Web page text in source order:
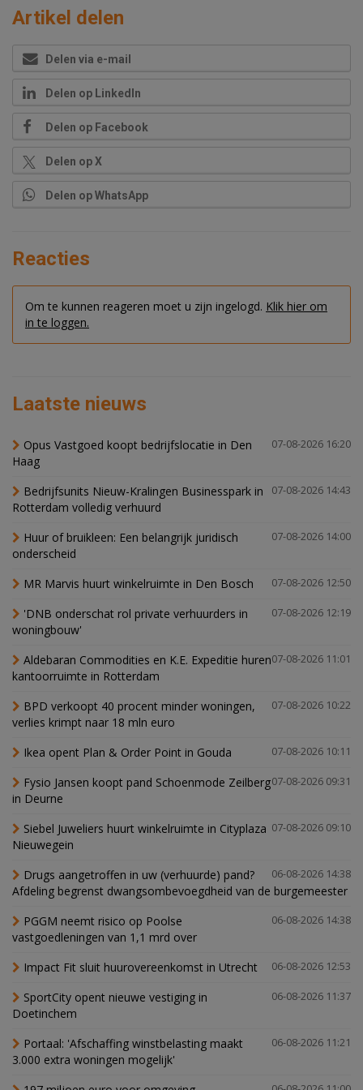
Artikel delen
Delen via e-mail
Delen op LinkedIn
Delen op Facebook
Delen op X
Delen op WhatsApp
Reacties
Om te kunnen reageren moet u zijn ingelogd. Klik hier om
in te loggen.
Laatste nieuws
07-08-2026 16:20
Opus Vastgoed koopt bedrijfslocatie in Den
Haag
07-08-2026 14:43
Bedrijfsunits Nieuw-Kralingen Businesspark in
Rotterdam volledig verhuurd
07-08-2026 14:00
Huur of bruikleen: Een belangrijk juridisch
onderscheid
07-08-2026 12:50
MR Marvis huurt winkelruimte in Den Bosch
07-08-2026 12:19
'DNB onderschat rol private verhuurders in
woningbouw'
07-08-2026 11:01
Aldebaran Commodities en K.E. Expeditie huren
kantoorruimte in Rotterdam
07-08-2026 10:22
BPD verkoopt 40 procent minder woningen,
verlies krimpt naar 18 mln euro
07-08-2026 10:11
Ikea opent Plan & Order Point in Gouda
07-08-2026 09:31
Fysio Jansen koopt pand Schoenmode Zeilberg
in Deurne
07-08-2026 09:10
Siebel Juweliers huurt winkelruimte in Cityplaza
Nieuwegein
06-08-2026 14:38
Drugs aangetroffen in uw (verhuurde) pand?
Afdeling begrenst dwangsombevoegdheid van de burgemeester
06-08-2026 14:38
PGGM neemt risico op Poolse
vastgoedleningen van 1,1 mrd over
06-08-2026 12:53
Impact Fit sluit huurovereenkomst in Utrecht
06-08-2026 11:37
SportCity opent nieuwe vestiging in
Doetinchem
06-08-2026 11:21
Portaal: 'Afschaffing winstbelasting maakt
3.000 extra woningen mogelijk'